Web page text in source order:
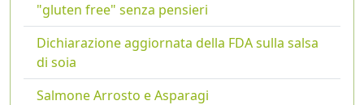
"gluten free" senza pensieri
Dichiarazione aggiornata della FDA sulla salsa
di soia
Salmone Arrosto e Asparagi